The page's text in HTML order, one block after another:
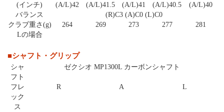
(インチ)
(A/L)42
(A/L)41.5
(A/L)41
(A/L)40.5
(A/L)40
バランス
(R)C3 (A)C0 (L)C0
クラブ重さ(g)
Lの場合
264 269 273 277 281
■シャフト・グリップ
シャ
フト
ゼクシオ MP1300L カーボンシャフト
フレ
ック
ス
R A L